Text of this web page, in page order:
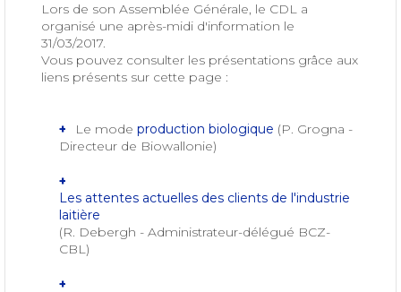
Lors de son Assemblée Générale, le CDL a
organisé une après-midi d'information le
31/03/2017.
Vous pouvez consulter les présentations grâce aux
liens présents sur cette page :
Le mode production biologique (P. Grogna -
Directeur de Biowallonie)
Les attentes actuelles des clients de l'industrie
laitière
(R. Debergh - Administrateur-délégué BCZ-
CBL)